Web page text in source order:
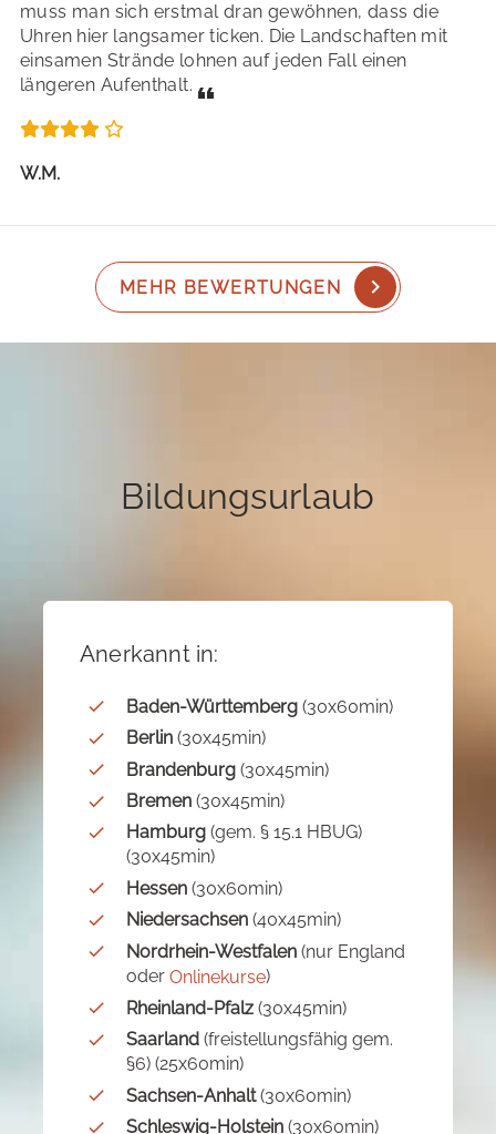
muss man sich erstmal dran gewöhnen, dass die
Uhren hier langsamer ticken. Die Landschaften mit
einsamen Strände lohnen auf jeden Fall einen
längeren Aufenthalt.
W.M.
MEHR BEWERTUNGEN
Bildungsurlaub
Anerkannt in:
Baden-Württemberg (30x60min)
Berlin (30x45min)
Brandenburg (30x45min)
Bremen (30x45min)
Hamburg (gem. § 15.1 HBUG)
(30x45min)
Hessen (30x60min)
Niedersachsen (40x45min)
Nordrhein-Westfalen (nur England
oder Onlinekurse)
Rheinland-Pfalz (30x45min)
Saarland (freistellungsfähig gem.
§6) (25x60min)
Sachsen-Anhalt(30x60min)
Schleswig-Holstein (30x60min)